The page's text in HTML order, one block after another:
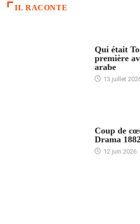
IL RACONTE
Qui était
première
arabe
13 juillet
Coup de
Drama
12 juin 2026